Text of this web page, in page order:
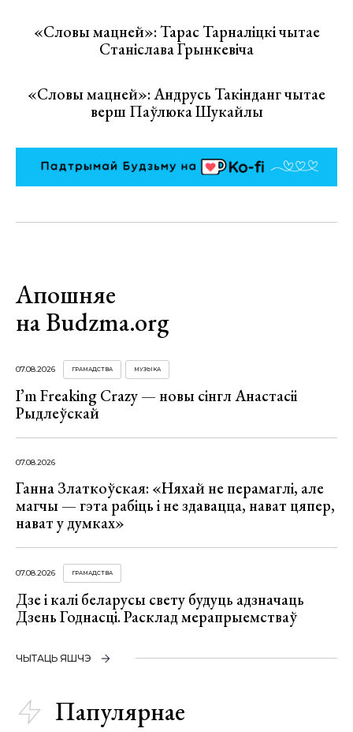
«Словы мацней»: Тарас Тарналіцкі чытае
Станіслава Грынкевіча
«Словы мацней»: Андрусь Такінданг чытае
верш Паўлюка Шукайлы
Апошняе
на Budzma.org
07.08.2026 ГРАМАДСТВА МУЗЫКА
I’m Freaking Crazy — новы сінгл Анастасіі
Рыдлеўскай
07.08.2026
Ганна Златкоўская: «Няхай не перамаглі, але
магчы — гэта рабіць і не здавацца, нават цяпер,
нават у думках»
07.08.2026 ГРАМАДСТВА
Дзе і калі беларусы свету будуць адзначаць
Дзень Годнасці. Расклад мерапрыемстваў
ЧЫТАЦЬ ЯШЧЭ
Папулярнае